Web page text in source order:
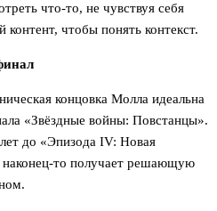
что-то, не чувствуя себя
чтобы понять контекст.
концовка Молла идеальна
«Звёздные войны: Повстанцы».
до «Эпизода IV: Новая
то получает решающую